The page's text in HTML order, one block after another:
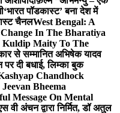
‘भारत पॉडकास्ट’ बना देश में
चैनलWest Bengal: A
In The Bharatiya
Kuldip Maity To The
से सम्मानित अभिषेक यादव
दी बधाई, लिम्का बुक
Chandhock
Bheema
Message On Mental
वी अंचन द्वारा निर्मित, डॉ अतुल